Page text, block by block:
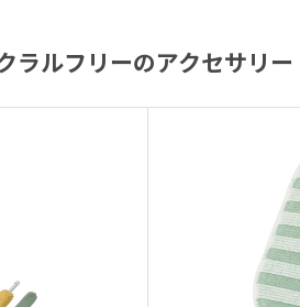
ラルフリーのアクセサリー